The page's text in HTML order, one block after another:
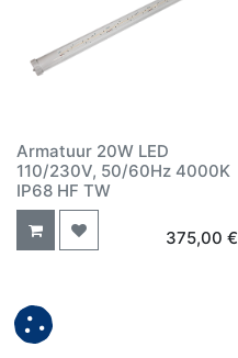
Armatuur 20W LED
110/230V, 50/60Hz 4000K
IP68 HF TW
375,00 €